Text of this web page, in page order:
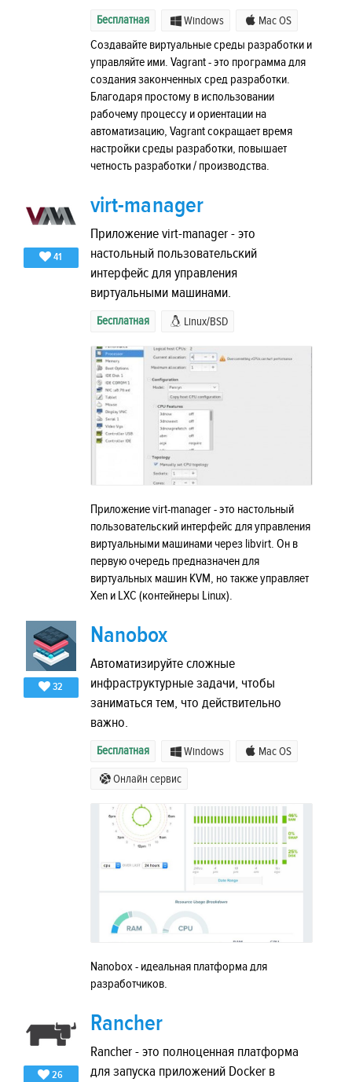
Бесплатная Windows Mac OS
Создавайте виртуальные среды разработки и
управляйте ими. Vagrant - это программа для
создания законченных сред разработки.
Благодаря простому в использовании
рабочему процессу и ориентации на
автоматизацию, Vagrant сокращает время
настройки среды разработки, повышает
четность разработки / производства.
41
virt-manager
Приложение virt-manager - это
настольный пользовательский
интерфейс для управления
виртуальными машинами.
Бесплатная Linux/BSD
Приложение virt-manager - это настольный
пользовательский интерфейс для управления
виртуальными машинами через libvirt. Он в
первую очередь предназначен для
виртуальных машин KVM, но также управляет
Xen и LXC (контейнеры Linux).
32
Nanobox
Автоматизируйте сложные
инфраструктурные задачи, чтобы
заниматься тем, что действительно
важно.
Бесплатная Windows Mac OS
Онлайн сервис
Nanobox - идеальная платформа для
разработчиков.
26
Rancher
Rancher - это полноценная платформа
для запуска приложений Docker в